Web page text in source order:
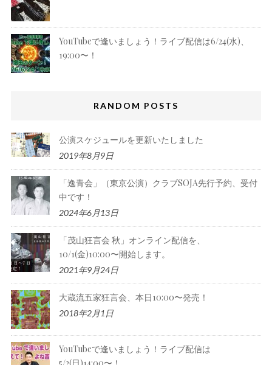
YouTubeで逢いましょう！ライブ配信は6/24(水)、
19:00〜！
RANDOM POSTS
公演スケジュールを更新いたしました
2019年8月9日
「逸青会」（東京公演）クラブSOJA先行予約、受付
中です！
2024年6月13日
「茂山狂言会 秋」オンライン配信を、
10/1(金)10:00〜開始します。
2021年9月24日
大蔵流五家狂言会、本日10:00〜発売！
2018年2月1日
YouTubeで逢いましょう！ライブ配信は